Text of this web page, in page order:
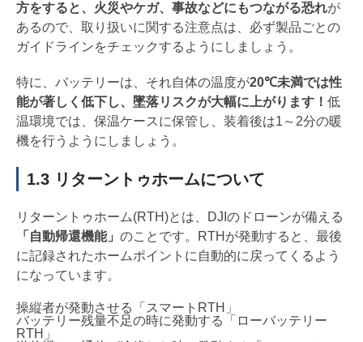
方をすると、火災やケガ、事故などにもつながる恐れが
あるので、取り扱いに関する注意点は、必ず製品ごとの
ガイドラインをチェックするようにしましょう。
特に、バッテリーは、それ自体の温度が20℃未満では性
能が著しく低下し、墜落リスクが大幅に上がります！ 低
温環境では、保温ケースに保管し、装着後は1～2分の暖
機を行うようにしましょう。
1.3 リターントゥホームについて
リターントゥホーム(RTH)とは、DJIのドローンが備える
「自動帰還機能」 のことです。RTHが発動すると、最後
に記録されたホームポイントに自動的に戻ってくるよう
になっています。
操縦者が発動させる「スマートRTH」
バッテリー残量不足の時に発動する「ローバッテリー
RTH」